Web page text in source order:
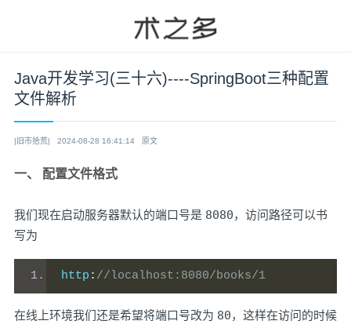
Java开发学习(三十六)----SpringBoot三种配置
文件解析
|旧市拾荒| 2024-08-28 16:41:14 原文
一、 配置文件格式
我们现在启动服务器默认的端口号是 8080，访问路径可以书
写为
http : //localhost:8080/books/1
在线上环境我们还是希望将端口号改为 80，这样在访问的时候